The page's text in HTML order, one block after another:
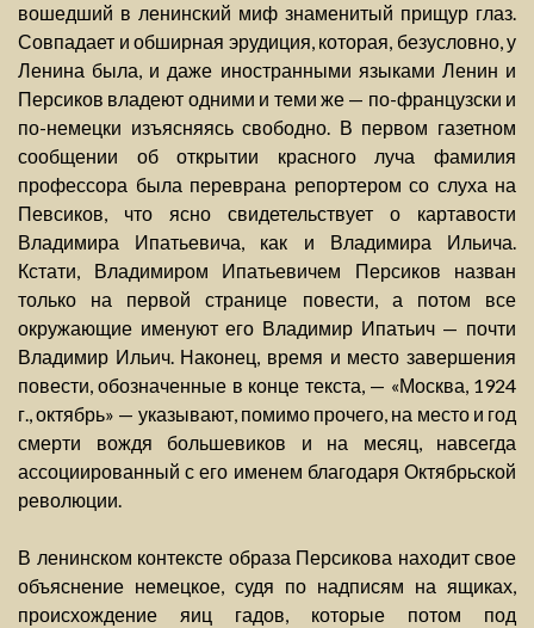
вошедший в ленинский миф знаменитый прищур глаз.
Совпадает и обширная эрудиция, которая, безусловно, у
Ленина была, и даже иностранными языками Ленин и
Персиков владеют одними и теми же — по-французски и
по-немецки изъясняясь свободно. В первом газетном
сообщении об открытии красного луча фамилия
профессора была переврана репортером со слуха на
Певсиков, что ясно свидетельствует о картавости
Владимира Ипатьевича, как и Владимира Ильича.
Кстати, Владимиром Ипатьевичем Персиков назван
только на первой странице повести, а потом все
окружающие именуют его Владимир Ипатьич — почти
Владимир Ильич. Наконец, время и место завершения
повести, обозначенные в конце текста, — «Москва, 1924
г., октябрь» — указывают, помимо прочего, на место и год
смерти вождя большевиков и на месяц, навсегда
ассоциированный с его именем благодаря Октябрьской
революции.
В ленинском контексте образа Персикова находит свое
объяснение немецкое, судя по надписям на ящиках,
происхождение яиц гадов, которые потом под